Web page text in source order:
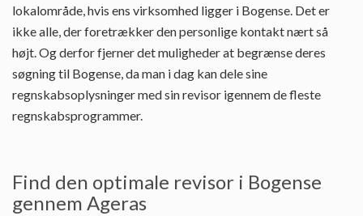
lokalområde, hvis ens virksomhed ligger i Bogense. Det er
ikke alle, der foretrækker den personlige kontakt nært så
højt. Og derfor fjerner det muligheder at begrænse deres
søgning til Bogense, da man i dag kan dele sine
regnskabsoplysninger med sin revisor igennem de fleste
regnskabsprogrammer.
Find den optimale revisor i Bogense
gennem Ageras